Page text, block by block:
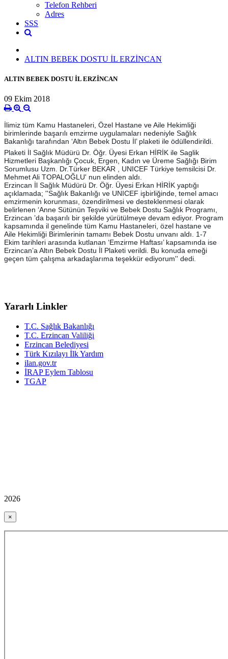
Telefon Rehberi
Adres
SSS
ALTIN BEBEK DOSTU İL ERZİNCAN
ALTIN BEBEK DOSTU İL ERZİNCAN
09 Ekim 2018
İlimiz tüm Kamu Hastaneleri, Özel Hastane ve Aile Hekimliği
birimlerinde başarılı emzirme uygulamaları nedeniyle Sağlık
Bakanlığı tarafından ‘Altın Bebek Dostu İl’ plaketi ile ödüllendirildi.
Plaketi İl Sağlık Müdürü Dr. Öğr. Üyesi Erkan HİRİK ile Saglik
Hizmetleri Başkanlığı Çocuk, Ergen, Kadın ve Üreme Sağlığı Birim
Sorumlusu Uzm. Dr.Türker BEKAR , UNICEF Türkiye temsilcisi Dr.
Mehmet Ali TOPALOĞLU' nun elinden aldı.
Erzincan İl Sağlık Müdürü Dr. Öğr. Üyesi Erkan HİRİK yaptığı
açıklamada; ''Sağlık Bakanlığı ve UNICEF işbirliğinde, temel amacı
emzirmenin korunması, özendirilmesi ve desteklenmesi olarak
belirlenen ‘Anne Sütünün Teşviki ve Bebek Dostu Sağlık Programı,
Erzincan ’da başarılı bir şekilde yürütülmeye devam ediyor. Program
kapsamında il genelinde tüm Kamu Hastaneleri, özel hastane ve
Aile Hekimliği Birimlerinin tamamı Bebek Dostu unvanı aldı. 1-7
Ekim tarihleri arasında kutlanan ‘Emzirme Haftası’ kapsamında ise
Erzincan’a Altın Bebek Dostu İl Plaketi verildi. Bu konuda emeği
geçen tüm çalışma arkadaşlarıma teşekkür ediyorum'' dedi.
Yararlı Linkler
T.C. Sağlık Bakanlığı
T.C. Erzincan Valiliği
Erzincan Belediyesi
Türk Kızılayı İlk Yardım
ilan.gov.tr
İRAP Eylem Tablosu
TGAP
2026
×